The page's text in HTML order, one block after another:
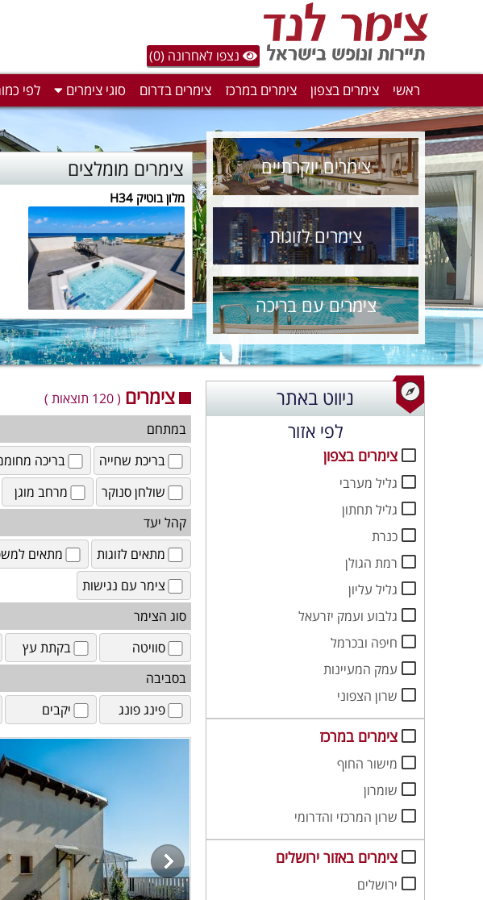
נצפו לאחרונה (0)
ראשי צימרים בצפון צימרים במרכז צימרים בדרום סוגי צימרים לפי
צימרים יוקרתיים
צימרים לזוגות
צימרים עם בריכה
צימרים מומלצים
מלון בוטיק H34
ניווט באתר
לפי אזור
צימרים בצפון
גליל מערבי
גליל תחתון
כנרת
רמת הגולן
גליל עליון
גלבוע ועמק יזרעאל
חיפה ובכרמל
עמק המעיינות
שרון הצפוני
צימרים במרכז
מישור החוף
שומרון
שרון המרכזי והדרומי
צימרים באזור ירושלים
ירושלים
צימרים ( 120 תוצאות )
במתחם
בריכת שחייה
בריכה
שולחן סנוקר
מרחב מוגן
קהל יעד
מתאים לזוגות
מתאים
צימר עם נגישות
סוג הצימר
סוויטה
בקתת עץ
בסביבה
פינג פונג
יקבים